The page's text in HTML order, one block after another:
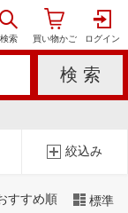
絞込み
すすめ順 標準